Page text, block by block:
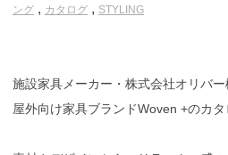
ング , カタログ , STYLING
施設家具メーカー・株式会社オリバー
屋外向け家具ブランドWoven +のカタ